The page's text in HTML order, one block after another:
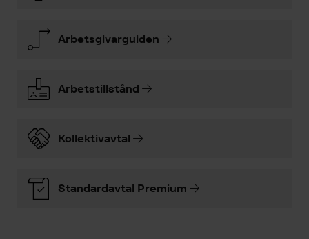
Arbetsgivarguiden
Arbetstillstånd
Kollektivavtal
Standardavtal Premium